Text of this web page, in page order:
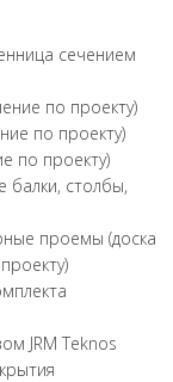
сечением
по проекту)
по проекту)
по проекту)
балки, столбы,
проемы (доска
JRM Teknos